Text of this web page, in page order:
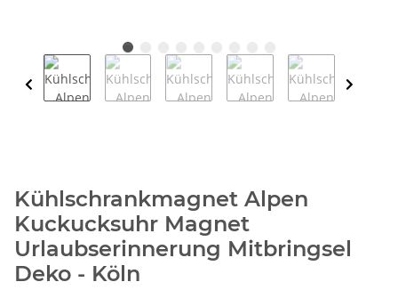
Kühlschrankmagnet Alpen
Kuckucksuhr Magnet
Urlaubserinnerung Mitbringsel
Deko - Köln